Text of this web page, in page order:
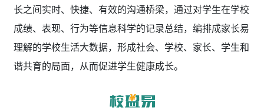
长之间实时、快捷、有效的沟通桥梁，通过对学生在学校
成绩、表现、行为等信息科学的记录总结，编排成家长易
理解的学校生活大数据，形成社会、学校、家长、学生和
谐共育的局面，从而促进学生健康成长。